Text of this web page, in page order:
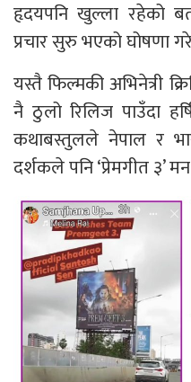
हृदयपनि खुल्ला रहेको
प्रचार सुरु भएको घोषणा
यस्तै फिल्मकी अभिनेत्री
नै ठुलो रिलिज पाउँदा
कथाबस्तुलले नेपाल र
दर्शकले पनि ‘प्रेमगीत ३’